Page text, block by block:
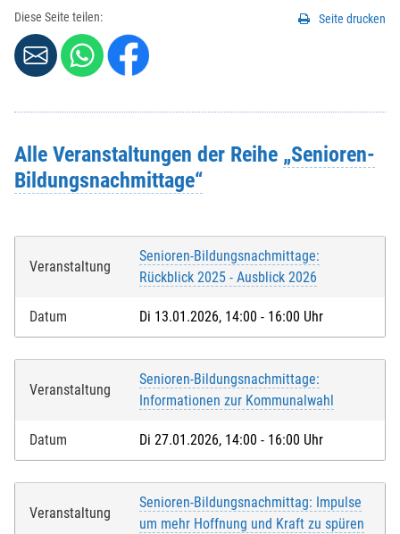
Diese Seite teilen: Seite drucken
Alle Veranstaltungen der Reihe „Senioren-
Bildungsnachmittage“
Veranstaltung
Senioren-Bildungsnachmittage:
Rückblick 2025 - Ausblick 2026
Datum Di 13.01.2026, 14:00 - 16:00 Uhr
Veranstaltung
Senioren-Bildungsnachmittage:
Informationen zur Kommunalwahl
Datum Di 27.01.2026, 14:00 - 16:00 Uhr
Veranstaltung
Senioren-Bildungsnachmittag: Impulse
um mehr Hoffnung und Kraft zu spüren